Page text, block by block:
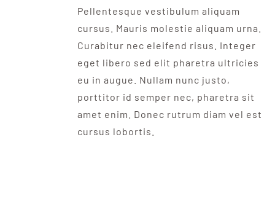
Pellentesque vestibulum aliquam
cursus. Mauris molestie aliquam urna.
Curabitur nec eleifend risus. Integer
eget libero sed elit pharetra ultricies
eu in augue. Nullam nunc justo,
porttitor id semper nec, pharetra sit
amet enim. Donec rutrum diam vel est
cursus lobortis.